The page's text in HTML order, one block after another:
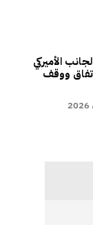
الأميركي
ووقف